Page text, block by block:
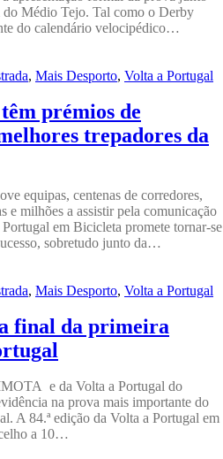
Médio Tejo. Tal como o Derby
do calendário velocipédico…
, Mais Desporto, Volta a Portugal
prémios de
trepadores da
equipas, centenas de corredores,
e milhões a assistir pela comunicação
em Bicicleta promete tornar-se
sobretudo junto da…
, Mais Desporto, Volta a Portugal
final da primeira
e da Volta a Portugal do
na prova mais importante do
A 84.ª edição da Volta a Portugal em
a 10…